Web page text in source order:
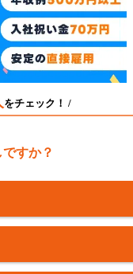
をチェック！ /
すか？